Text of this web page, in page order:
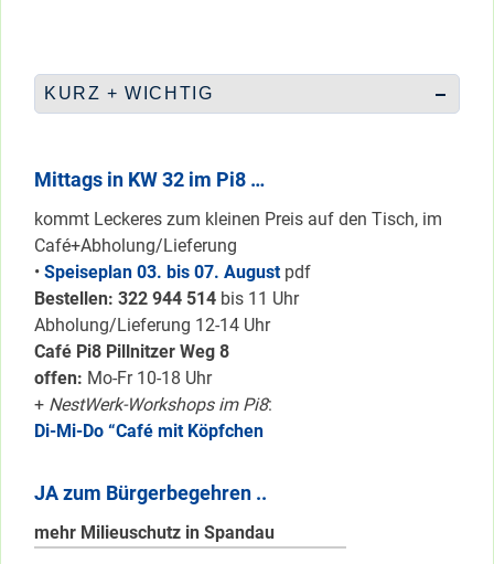
KURZ + WICHTIG
Mittags in KW 32 im Pi8 …
kommt Leckeres zum kleinen Preis auf den Tisch, im
Café+Abholung/Lieferung
• Speiseplan 03. bis 07. August pdf
Bestellen: 322 944 514 bis 11 Uhr
Abholung/Lieferung 12-14 Uhr
Café Pi8 Pillnitzer Weg 8
offen: Mo-Fr 10-18 Uhr
+ NestWerk-Workshops im Pi8:
Di-Mi-Do “Café mit Köpfchen
JA zum Bürgerbegehren ..
mehr Milieuschutz in Spandau